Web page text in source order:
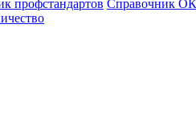
профстандартов Справочник